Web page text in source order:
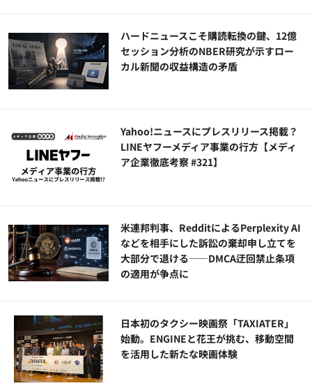
ハードニュースこそ購読転換の鍵、12億
セッション分析のNBER研究が示すロー
カル新聞の収益構造の矛盾
Yahoo!ニュースにプレスリリース掲載？
LINEヤフーメディア事業の行方【メディ
ア企業徹底考察 #321】
米連邦判事、RedditによるPerplexity AI
などを相手にした訴訟の棄却申し立てを
大部分で退ける——DMCA迂回禁止条項
の適用が争点に
日本初のタクシー映画祭「TAXIATER」
始動。ENGINEと花王が挑む、移動空間
を活用した新たな映画体験